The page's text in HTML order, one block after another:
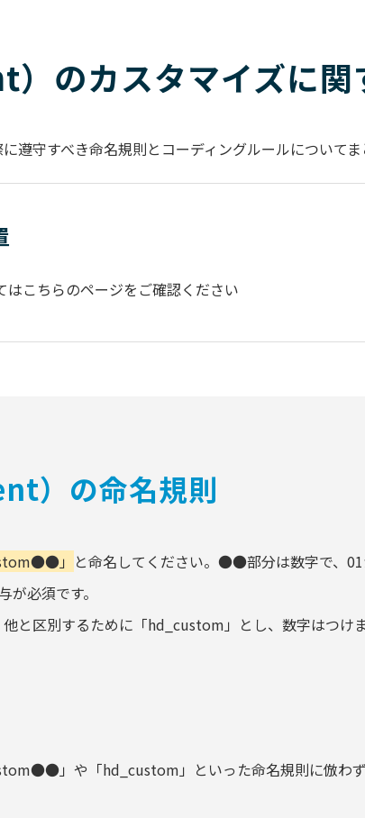
のカスタマイズに関
遵守すべき命名規則とコーディングルールについて
こちらのページをご確認ください
）の命名規則
」 と命名してください。●●部分は数字で、
必須です。
と区別するために「hd_custom」とし、数字はつけ
」や「hd_custom」といった命名規則に倣わ